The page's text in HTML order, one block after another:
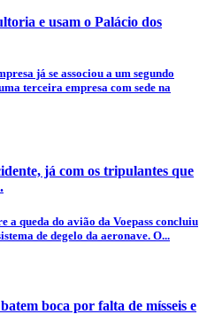
e usam o Palácio dos
já se associou a um segundo
terceira empresa com sede na
já com os tripulantes que
a queda do avião da Voepass concluiu
de degelo da aeronave. O...
boca por falta de mísseis e